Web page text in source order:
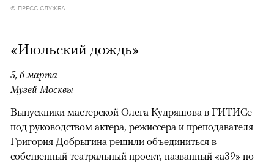
© ПРЕСС-СЛУЖБА
«Июльский дождь»
5, 6 марта
Музей Москвы
Выпускники мастерской Олега Кудряшова в ГИТИСе
под руководством актера, режиссера и преподавателя
Григория Добрыгина решили объединиться в
собственный театральный проект, названный «а39» по